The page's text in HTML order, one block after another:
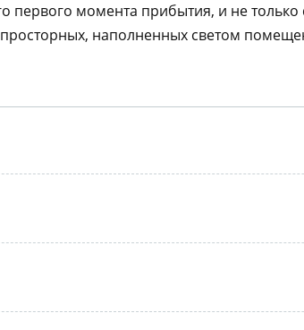
первого момента прибытия, и не
наполненных светом